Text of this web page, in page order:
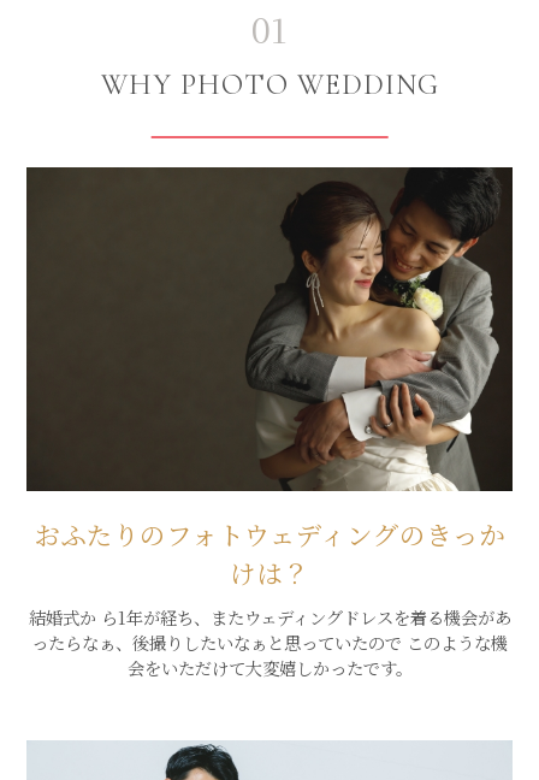
01
WHY PHOTO WEDDING
おふたりのフォトウェディングのきっか
けは？
結婚式か ら1年が経ち、またウェディングドレスを着る機会があ
ったらなぁ、後撮りしたいなぁと思っていたので このような機
会をいただけて大変嬉しかったです。